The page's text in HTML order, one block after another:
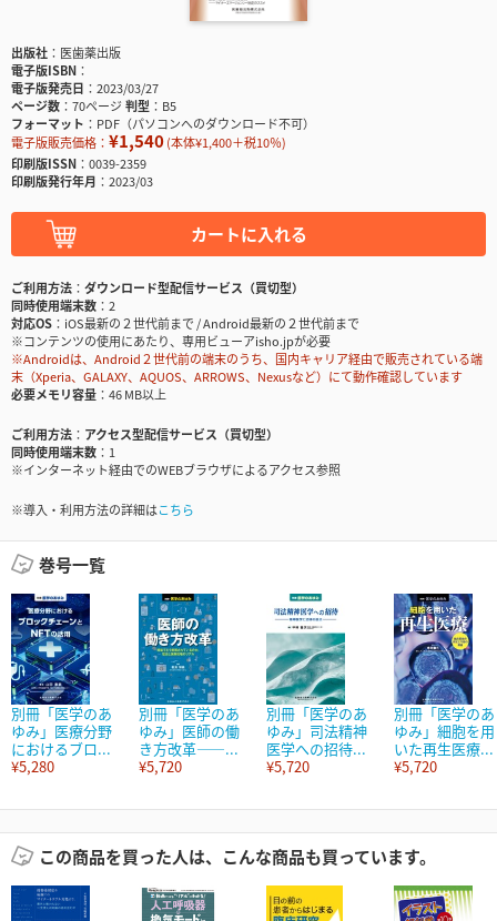
出版社
医歯薬出版
電子版ISBN
電子版発売日
2023/03/27
ページ数
70ページ判型
B5
フォーマット
PDF（パソコンへのダウンロード不可）
電子版販売価格： ¥1,540(本体¥1,400＋税10％)
印刷版ISSN
0039-2359
印刷版発行年月
2023/03
カートに入れる
ご利用方法
ダウンロード型配信サービス（買切型）
同時使用端末数
2
対応OS
iOS最新の２世代前まで / Android最新の２世代前まで
※コンテンツの使用にあたり、専用ビューアisho.jpが必要
※Androidは、Android２世代前の端末のうち、国内キャリア経由で販売されている端
末（Xperia、GALAXY、AQUOS、ARROWS、Nexusなど）にて動作確認しています
必要メモリ容量
46 MB以上
ご利用方法
アクセス型配信サービス（買切型）
同時使用端末数
1
※インターネット経由でのWEBブラウザによるアクセス参照
※導入・利用方法の詳細はこちら
巻号一覧
別冊「医学のあ
ゆみ」医療分野
におけるブロ...
¥5,280
別冊「医学のあ
ゆみ」医師の働
き方改革――...
¥5,720
別冊「医学のあ
ゆみ」司法精神
医学への招待...
¥5,720
別冊「医学のあ
ゆみ」細胞を用
いた再生医療...
¥5,720
この商品を買った人は、こんな商品も買っています。